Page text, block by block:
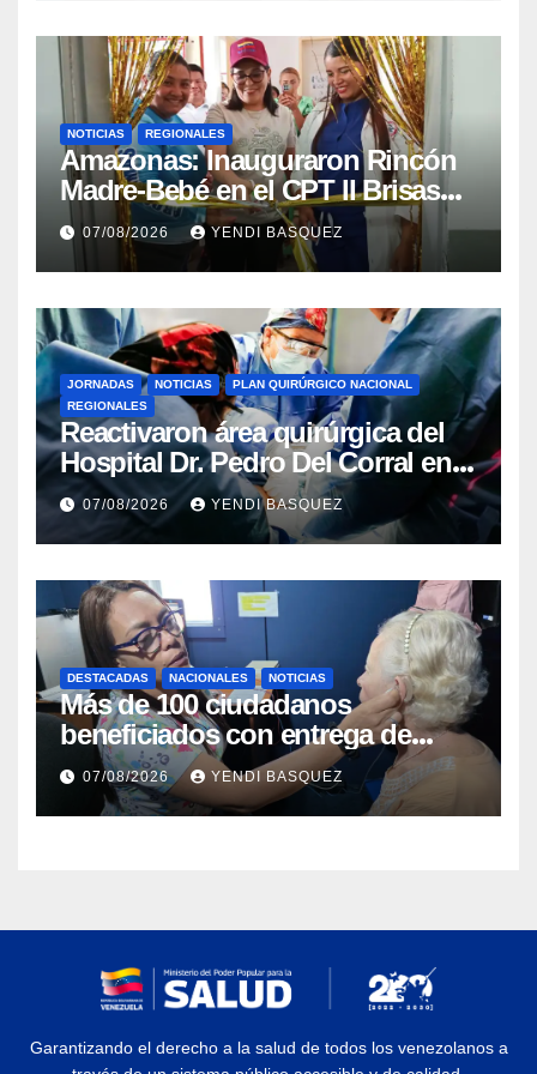
NOTICIAS REGIONALES
​Amazonas: Inauguraron Rincón
Madre-Bebé en el CPT II Brisas
del Aeropuerto ​Inauguraron
Rincón
07/08/2026 YENDI BASQUEZ
JORNADAS NOTICIAS
PLAN QUIRÚRGICO NACIONAL
REGIONALES
Reactivaron área quirúrgica del
Hospital Dr. Pedro Del Corral en
Guárico
07/08/2026 YENDI BASQUEZ
DESTACADAS NACIONALES NOTICIAS
Más de 100 ciudadanos
beneficiados con entrega de
prótesis auditivas en el Centro de
Rehabilitación J.J. Arvelo
07/08/2026 YENDI BASQUEZ
Garantizando el derecho a la salud de todos los venezolanos a